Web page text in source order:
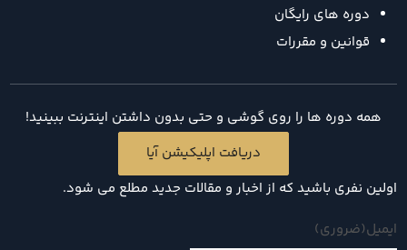
دوره های رایگان
قوانین و مقررات
همه دوره ها را روی گوشی و حتی بدون داشتن اینترنت ببینید!
دریافت اپلیکیشن آیا
اولین نفری باشید که از اخبار و مقالات جدید مطلع می شود.
ایمیل(ضروری)